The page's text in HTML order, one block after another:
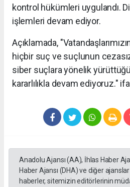
kontrol hükümleri uygulandı.
işlemleri devam ediyor.
Açıklamada,
hiçbir suç ve suçlunun
siber suçlara yönelik
kararlılıkla devam ediyoruz."
Anadolu Ajansı (AA), İhlas Haber
Haber Ajansı (DHA) ve diğer
haberler, sitemizin editörlerinin